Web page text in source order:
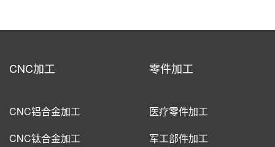
CNC加工
CNC铝合金加工
CNC钛合金加工
零件加工
医疗零件加工
军工部件加工